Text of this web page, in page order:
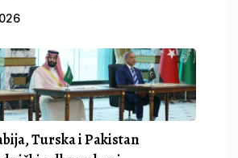
Turska i Pakistan